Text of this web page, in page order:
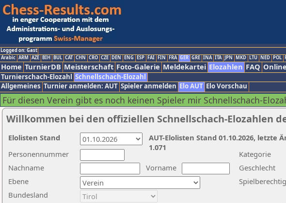
Logged on: Gast
Arabic ARM AZE BIH BUL CAT CHN CRO CZE DEN ENG ESP FAI FIN FRA GER GRE INA ITA JPN MKD LTU NED POL
Home TurnierDB Meisterschaft Foto-Galerie Meldekartei Elozahlen FAQ
Turnierschach-Elozahl Schnellschach-Elozahl
Allgemeines Turnier anmelden: AUT Spieler anmelden Elo AUT Elo Vorschau
Für diesen Verein gibt es noch keinen Spieler mir Schnellschach-
Willkommen bei den offiziellen Schnellschach-Elozahlen
Nachname
Vorname
Ebene
Kategorie
Personennummer
Bundesland
Geschlecht
AUT-Elolisten Stand 01.10.2026, letzte
1.071
Elolisten Stand